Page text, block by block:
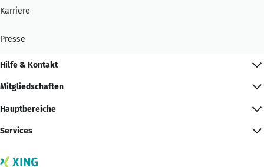
Karriere
Presse
Hilfe & Kontakt
Mitgliedschaften
Hauptbereiche
Services